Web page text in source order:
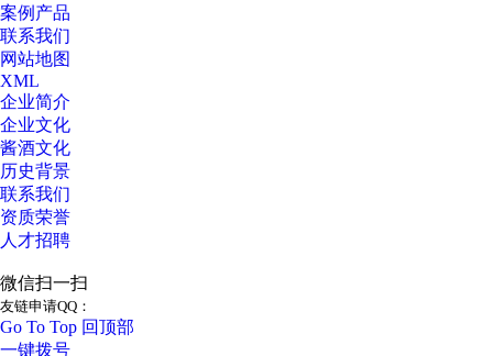
案例产品
联系我们
网站地图
XML
企业简介
企业文化
酱酒文化
历史背景
联系我们
资质荣誉
人才招聘
微信扫一扫
友链申请QQ：
Go To Top 回顶部
一键拨号